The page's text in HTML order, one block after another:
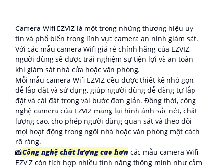
Camera Wifi EZVIZ là một trong những thương hiệu uy
tín và phổ biến trong lĩnh vực camera an ninh giám sát.
Với các mẫu camera Wifi giá rẻ chính hãng của EZVIZ,
người dùng sẽ được trải nghiệm sự tiện lợi và an toàn
khi giám sát nhà cửa hoặc văn phòng.
Mỗi mẫu camera Wifi EZVIZ đều được thiết kế nhỏ gọn,
dễ lắp đặt và sử dụng, giúp người dùng dễ dàng tự lắp
đặt và cài đặt trong vài bước đơn giản. Đồng thời, công
nghệ camera của EZVIZ mang lại hình ảnh sắc nét, chất
lượng cao, cho phép người dùng quan sát và theo dõi
mọi hoạt động trong ngôi nhà hoặc văn phòng một cách
rõ ràng.
📸Công nghệ chất lượng cao hơn các mẫu camera Wifi
EZVIZ còn tích hợp nhiều tính năng thông minh như cảm